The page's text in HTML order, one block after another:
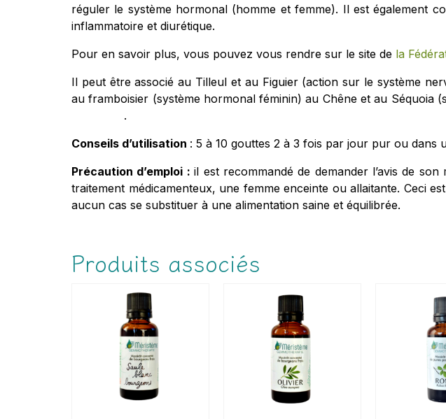
réguler le système hormonal (homme et femme). Il est également
inflammatoire et diurétique.
Pour en savoir plus, vous pouvez vous rendre sur le site de la
Il peut être associé au Tilleul et au Figuier (action sur le système
au framboisier (système hormonal féminin) au Chêne et au
.
Conseils d’utilisation : 5 à 10 gouttes 2 à 3 fois par jour pur ou dans
Précaution d’emploi :il est recommandé de demander l’avis de
traitement médicamenteux, une femme enceinte ou allaitante. Ceci
aucun cas se substituer à une alimentation saine et équilibrée.
Produits associés